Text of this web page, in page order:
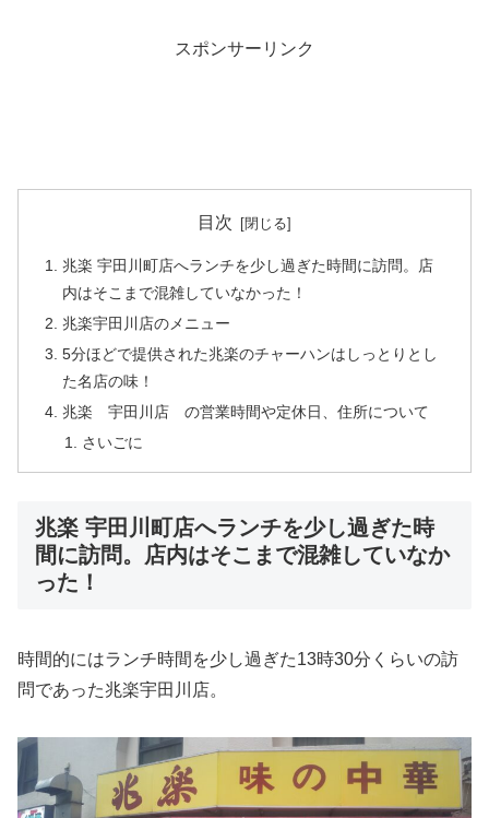
スポンサーリンク
目次
兆楽 宇田川町店へランチを少し過ぎた時間に訪問。店
内はそこまで混雑していなかった！
兆楽宇田川店のメニュー
5分ほどで提供された兆楽のチャーハンはしっとりとし
た名店の味！
兆楽 宇田川店 の営業時間や定休日、住所について
さいごに
兆楽 宇田川町店へランチを少し過ぎた時
間に訪問。店内はそこまで混雑していなか
った！
時間的にはランチ時間を少し過ぎた13時30分くらいの訪
問であった兆楽宇田川店。